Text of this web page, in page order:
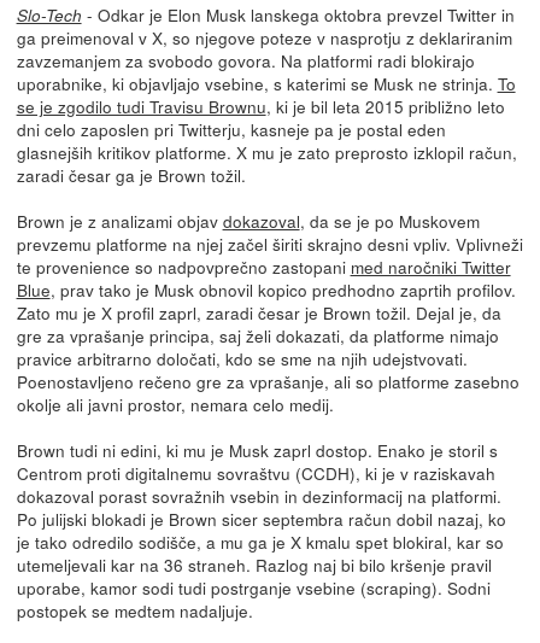
Slo-Tech - Odkar je Elon Musk lanskega oktobra prevzel Twitter in
ga preimenoval v X, so njegove poteze v nasprotju z deklariranim
zavzemanjem za svobodo govora. Na platformi radi blokirajo
uporabnike, ki objavljajo vsebine, s katerimi se Musk ne strinja. To
se je zgodilo tudi Travisu Brownu, ki je bil leta 2015 približno leto
dni celo zaposlen pri Twitterju, kasneje pa je postal eden
glasnejših kritikov platforme. X mu je zato preprosto izklopil račun,
zaradi česar ga je Brown tožil.
Brown je z analizami objav dokazoval, da se je po Muskovem
prevzemu platforme na njej začel širiti skrajno desni vpliv. Vplivneži
te provenience so nadpovprečno zastopani med naročniki Twitter
Blue, prav tako je Musk obnovil kopico predhodno zaprtih profilov.
Zato mu je X profil zaprl, zaradi česar je Brown tožil. Dejal je, da
gre za vprašanje principa, saj želi dokazati, da platforme nimajo
pravice arbitrarno določati, kdo se sme na njih udejstvovati.
Poenostavljeno rečeno gre za vprašanje, ali so platforme zasebno
okolje ali javni prostor, nemara celo medij.
Brown tudi ni edini, ki mu je Musk zaprl dostop. Enako je storil s
Centrom proti digitalnemu sovraštvu (CCDH), ki je v raziskavah
dokazoval porast sovražnih vsebin in dezinformacij na platformi.
Po julijski blokadi je Brown sicer septembra račun dobil nazaj, ko
je tako odredilo sodišče, a mu ga je X kmalu spet blokiral, kar so
utemeljevali kar na 36 straneh. Razlog naj bi bilo kršenje pravil
uporabe, kamor sodi tudi postrganje vsebine (scraping). Sodni
postopek se medtem nadaljuje.